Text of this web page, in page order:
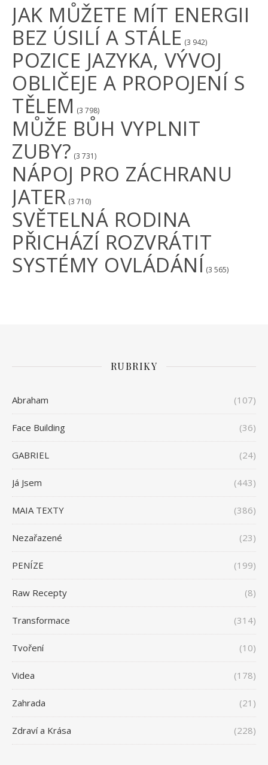
JAK MŮŽETE MÍT ENERGII
BEZ ÚSILÍ A STÁLE (3 942)
POZICE JAZYKA, VÝVOJ
OBLIČEJE A PROPOJENÍ S
TĚLEM (3 798)
MŮŽE BŮH VYPLNIT
ZUBY? (3 731)
NÁPOJ PRO ZÁCHRANU
JATER (3 710)
SVĚTELNÁ RODINA
PŘICHÁZÍ ROZVRÁTIT
SYSTÉMY OVLÁDÁNÍ (3 565)
RUBRIKY
Abraham (107)
Face Building (36)
GABRIEL (24)
Já Jsem (443)
MAIA TEXTY (386)
Nezařazené (23)
PENÍZE (199)
Raw Recepty (8)
Transformace (314)
Tvoření (10)
Videa (178)
Zahrada (21)
Zdraví a Krása (228)